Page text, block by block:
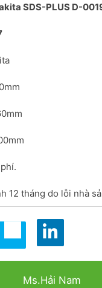
SDS-PLUS D-
12 tháng do lỗi nhà
Ms.Hải Nam